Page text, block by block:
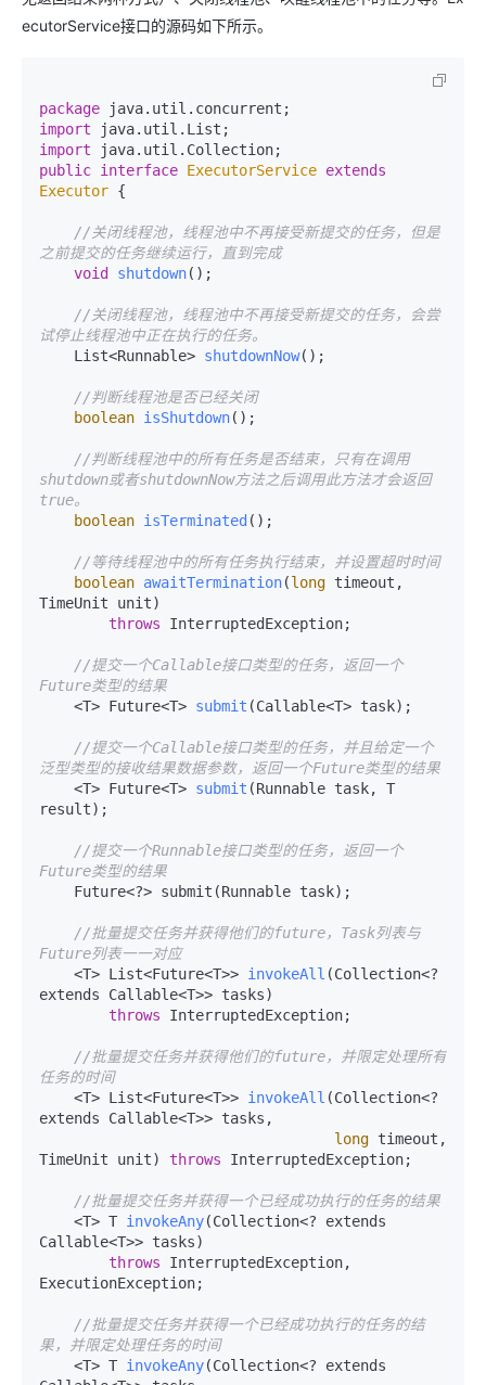
ecutorService接口的源码如下所示。
package
import
import
public interface ExecutorService extends
Executor {
//关闭线程池，线程池中不再接受新提交的任务，但是
之前提交的任务继续运行，直到完成
void shutdown() ;
//关闭线程池，线程池中不再接受新提交的任务，会尝
试停止线程池中正在执行的任务。
    List<Runnable>
shutdownNow() ;
//判断线程池是否已经关闭
boolean isShutdown() ;
//判断线程池中的所有任务是否结束，只有在调用
shutdown或者shutdownNow方法之后调用此方法才会返回
true。
boolean isTerminated () ;
//等待线程池中的所有任务执行结束，并设置超时时间
boolean awaitTermination(long timeout,
TimeUnit unit)
throws InterruptedException;
//提交一个Callable接口类型的任务，返回一个
Future类型的结果
    <T> Future<T>
submit (Callable<T> task) ;
//提交一个Callable接口类型的任务，并且给定一个
泛型类型的接收结果数据参数，返回一个Future类型的结果
    <T> Future<T>
submit (Runnable task, T
result) ;
//提交一个Runnable接口类型的任务，返回一个
Future类型的结果
//批量提交任务并获得他们的future，Task列表与
Future列表一一对应
    <T> List<Future<T>>
invokeAll (Collection<?
extends Callable<T>> tasks)
throws InterruptedException;
//批量提交任务并获得他们的future，并限定处理所有
任务的时间
    <T> List<Future<T>>
invokeAll (Collection<?
extends Callable<T>> tasks,
long timeout,
TimeUnit unit)
throws InterruptedException;
//批量提交任务并获得一个已经成功执行的任务的结果
    <T> T
invokeAny(Collection<? extends
Callable<T>> tasks)
throws InterruptedException,
ExecutionException;
//批量提交任务并获得一个已经成功执行的任务的结
果，并限定处理任务的时间
    <T> T
invokeAny(Collection<? extends